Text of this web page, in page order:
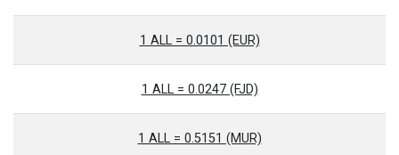
1 ALL = 0.0101 (EUR)
1 ALL = 0.0247 (FJD)
1 ALL = 0.5151 (MUR)